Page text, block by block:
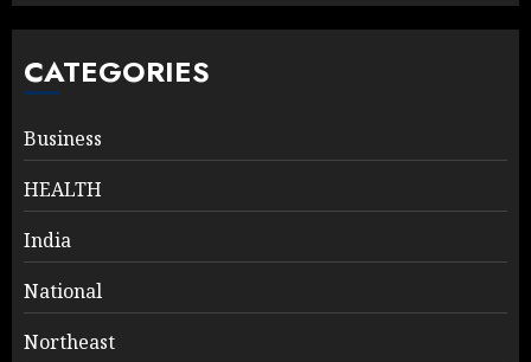
CATEGORIES
Business
HEALTH
India
National
Northeast